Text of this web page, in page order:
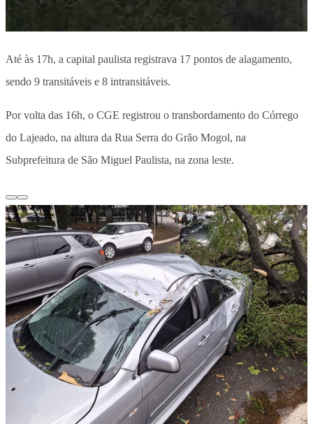
Até às 17h, a capital paulista registrava 17 pontos de alagamento,
sendo 9 transitáveis e 8 intransitáveis.
Por volta das 16h, o CGE registrou o transbordamento do Córrego
do Lajeado, na altura da Rua Serra do Grão Mogol, na
Subprefeitura de São Miguel Paulista, na zona leste.